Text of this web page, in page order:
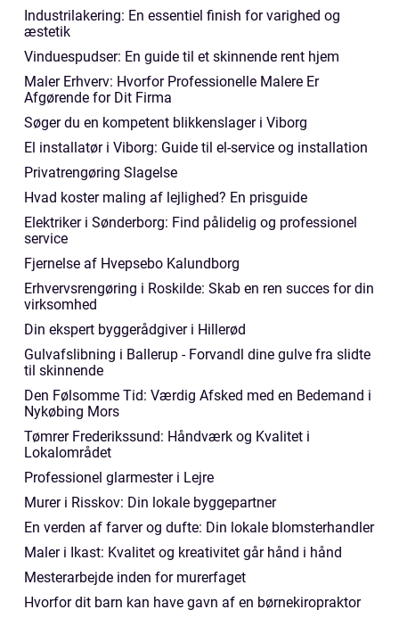
Industrilakering: En essentiel finish for varighed og
æstetik
Vinduespudser: En guide til et skinnende rent hjem
Maler Erhverv: Hvorfor Professionelle Malere Er
Afgørende for Dit Firma
Søger du en kompetent blikkenslager i Viborg
El installatør i Viborg: Guide til el-service og installation
Privatrengøring Slagelse
Hvad koster maling af lejlighed? En prisguide
Elektriker i Sønderborg: Find pålidelig og professionel
service
Fjernelse af Hvepsebo Kalundborg
Erhvervsrengøring i Roskilde: Skab en ren succes for din
virksomhed
Din ekspert byggerådgiver i Hillerød
Gulvafslibning i Ballerup - Forvandl dine gulve fra slidte
til skinnende
Den Følsomme Tid: Værdig Afsked med en Bedemand i
Nykøbing Mors
Tømrer Frederikssund: Håndværk og Kvalitet i
Lokalområdet
Professionel glarmester i Lejre
Murer i Risskov: Din lokale byggepartner
En verden af farver og dufte: Din lokale blomsterhandler
Maler i Ikast: Kvalitet og kreativitet går hånd i hånd
Mesterarbejde inden for murerfaget
Hvorfor dit barn kan have gavn af en børnekiropraktor